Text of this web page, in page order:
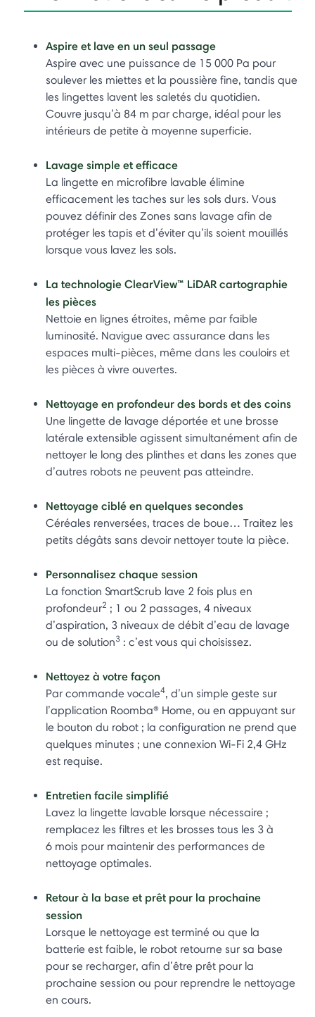
Aspire et lave en un seul passage
Aspire avec une puissance de 15 000 Pa pour
soulever les miettes et la poussière fine, tandis que
les lingettes lavent les saletés du quotidien.
Couvre jusqu’à 84 m par charge, idéal pour les
intérieurs de petite à moyenne superficie.
Lavage simple et efficace
La lingette en microfibre lavable élimine
efficacement les taches sur les sols durs. Vous
pouvez définir des Zones sans lavage afin de
protéger les tapis et d’éviter qu’ils soient mouillés
lorsque vous lavez les sols.
La technologie ClearView™ LiDAR cartographie
les pièces
Nettoie en lignes étroites, même par faible
luminosité. Navigue avec assurance dans les
espaces multi-pièces, même dans les couloirs et
les pièces à vivre ouvertes.
Nettoyage en profondeur des bords et des coins
Une lingette de lavage déportée et une brosse
latérale extensible agissent simultanément afin de
nettoyer le long des plinthes et dans les zones que
d’autres robots ne peuvent pas atteindre.
Nettoyage ciblé en quelques secondes
Céréales renversées, traces de boue… Traitez les
petits dégâts sans devoir nettoyer toute la pièce.
Personnalisez chaque session
La fonction SmartScrub lave 2 fois plus en
profondeur2 ; 1 ou 2 passages, 4 niveaux
d’aspiration, 3 niveaux de débit d’eau de lavage
ou de solution3 : c’est vous qui choisissez.
Nettoyez à votre façon
Par commande vocale4, d’un simple geste sur
l’application Roomba® Home, ou en appuyant sur
le bouton du robot ; la configuration ne prend que
quelques minutes ; une connexion Wi-Fi 2,4 GHz
est requise.
Entretien facile simplifié
Lavez la lingette lavable lorsque nécessaire ;
remplacez les filtres et les brosses tous les 3 à
6 mois pour maintenir des performances de
nettoyage optimales.
Retour à la base et prêt pour la prochaine
session
Lorsque le nettoyage est terminé ou que la
batterie est faible, le robot retourne sur sa base
pour se recharger, afin d’être prêt pour la
prochaine session ou pour reprendre le nettoyage
en cours.